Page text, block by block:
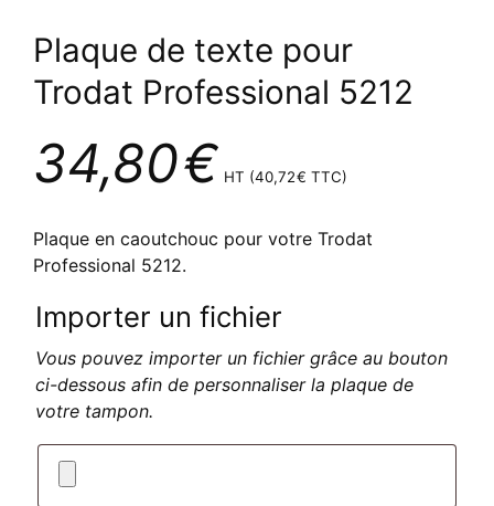
Plaque de texte pour
Trodat Professional 5212
34,80€ HT (40,72€ TTC)
Plaque en caoutchouc pour votre Trodat
Professional 5212.
Importer un fichier
Vous pouvez importer un fichier grâce au bouton
ci-dessous afin de personnaliser la plaque de
votre tampon.